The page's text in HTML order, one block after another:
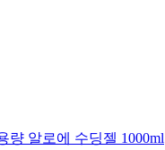
량 알로에 수딩젤 1000ml